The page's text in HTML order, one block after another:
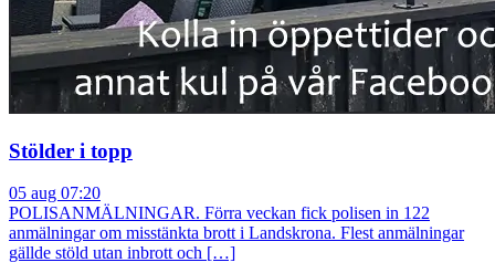
Stölder i topp
05 aug 07:20
POLISANMÄLNINGAR. Förra veckan fick polisen in 122
anmälningar om misstänkta brott i Landskrona. Flest anmälningar
gällde stöld utan inbrott och […]